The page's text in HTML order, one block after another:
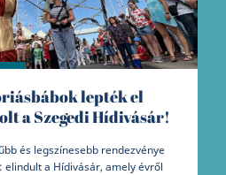
lepték el
a Szegedi Hídivásár!
és legszínesebb rendezvénye
a Hídivásár, amely évről